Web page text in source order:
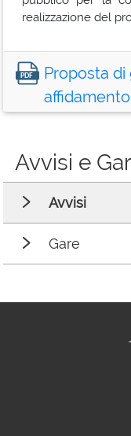
realizzazione del
Proposta di
Avvisi e
Avvisi
Gare